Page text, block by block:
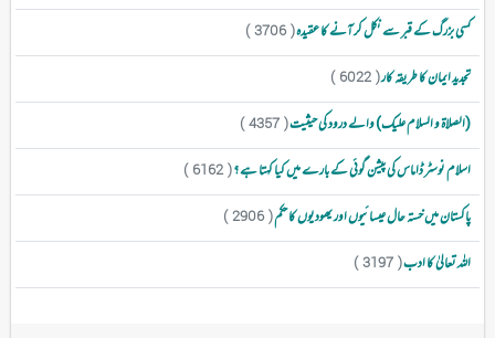
کسی بزرگ کے قبر سے نکل کر آنے کا عقیدہ( 3706 )
تجدید ایمان کا طریقہ کار( 6022 )
(الصلاۃ و السلام علیک) والے درود کی حیثیت( 4357 )
اسلام نوسٹر ڈاماس کی پیشن گوئی کے بارے میں کیا کہتا ہے ؟( 6162 )
پاکستان میں خستہ حال عیسائیوں اور یھودیوں کا حکم( 2906 )
اللہ تعالیٰ کا ادب( 3197 )